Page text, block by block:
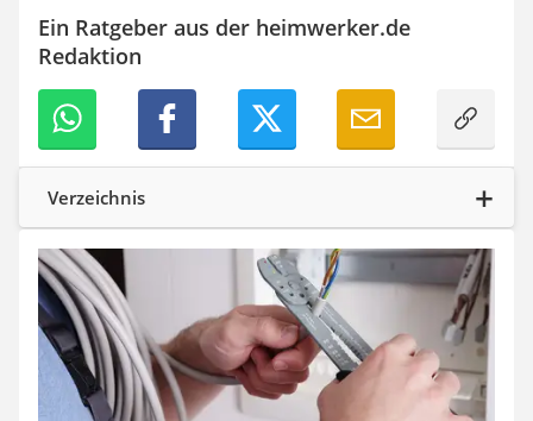
Digitale Zeitschaltuhr
Paketbriefkasten
Fensterkontaktschalter
Hygrometer
LED-Baustrahler
Aluleiter
Tiefengrund
LED-Beamer
Video-Türsprechanlage
Ein Ratgeber aus der heimwerker.de
Redaktion
Verzeichnis